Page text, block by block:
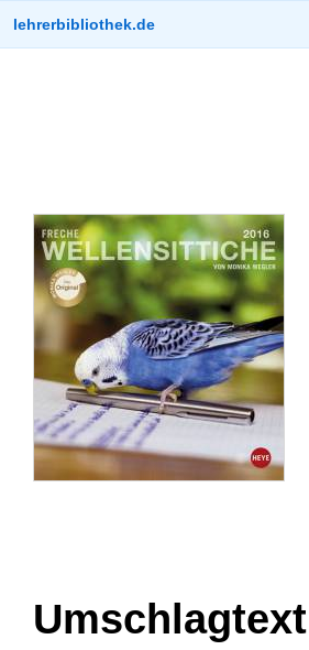
lehrerbibliothek.de
Umschlagtext